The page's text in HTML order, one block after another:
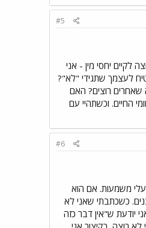
#5
יחסי מין - אני
לעצמך שתגידי "לא"?
רוצים? האם
החיים. וכשתהיי עם
#6
משמעות. אם הוא
כשכתבתי שאני לא
יודעת ש"אין דבר כזה